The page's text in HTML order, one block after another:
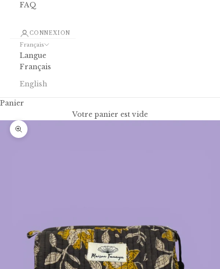
FAQ
CONNEXION
Français
Langue
Français
English
Panier
Votre panier est vide
Zoomer sur l'image